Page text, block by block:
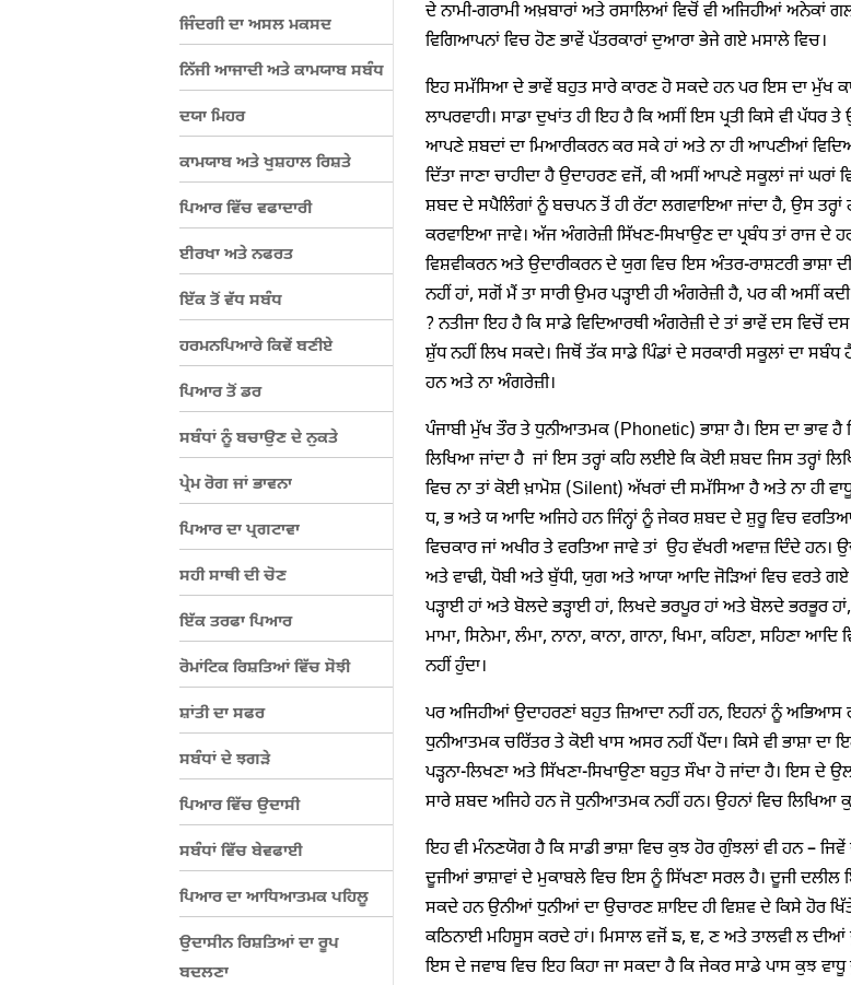
ਦੇ ਨਾਮੀ-ਗਰਾਮੀ ਅਖ਼ਬਾਰਾਂ ਅਤੇ ਰਸਾਲਿਆਂ ਵਿਚੋਂ ਵੀ ਅਜਿਹੀਆਂ ਅਨੇਕਾਂ
ਵਿਗਿਆਪਨਾਂ ਵਿਚ ਹੋਣ ਭਾਵੇਂ ਪੱਤਰਕਾਰਾਂ ਦੁਆਰਾ ਭੇਜੇ ਗਏ ਮਸਾਲੇ ਵਿਚ।
ਇਹ ਸਮੱਸਿਆ ਦੇ ਭਾਵੇਂ ਬਹੁਤ ਸਾਰੇ ਕਾਰਣ ਹੋ ਸਕਦੇ ਹਨ ਪਰ ਇਸ ਦਾ ਮੁੱਖ
ਲਾਪਰਵਾਹੀ। ਸਾਡਾ ਦੁਖਾਂਤ ਹੀ ਇਹ ਹੈ ਕਿ ਅਸੀਂ ਇਸ ਪ੍ਰਤੀ ਕਿਸੇ ਵੀ ਪੱਧਰ
ਆਪਣੇ ਸ਼ਬਦਾਂ ਦਾ ਮਿਆਰੀਕਰਨ ਕਰ ਸਕੇ ਹਾਂ ਅਤੇ ਨਾ ਹੀ ਆਪਣੀਆਂ
ਦਿੱਤਾ ਜਾਣਾ ਚਾਹੀਦਾ ਹੈ ਉਦਾਹਰਣ ਵਜੋਂ, ਕੀ ਅਸੀਂ ਆਪਣੇ ਸਕੂਲਾਂ ਜਾਂ
ਸ਼ਬਦ ਦੇ ਸਪੈਲਿੰਗਾਂ ਨੂੰ ਬਚਪਨ ਤੋਂ ਹੀ ਰੱਟਾ ਲਗਵਾਇਆ ਜਾਂਦਾ ਹੈ, ਉਸ ਤਰ੍ਹਾਂ
ਕਰਵਾਇਆ ਜਾਵੇ। ਅੱਜ ਅੰਗਰੇਜ਼ੀ ਸਿੱਖਣ-ਸਿਖਾਉਣ ਦਾ ਪ੍ਰਬੰਧ ਤਾਂ ਰਾਜ
ਵਿਸ਼ਵੀਕਰਨ ਅਤੇ ਉਦਾਰੀਕਰਨ ਦੇ ਯੁਗ ਵਿਚ ਇਸ ਅੰਤਰ-ਰਾਸ਼ਟਰੀ ਭਾਸ਼ਾ
ਨਹੀਂ ਹਾਂ, ਸਗੋਂ ਮੈਂ ਤਾ ਸਾਰੀ ਉਮਰ ਪੜ੍ਹਾਈ ਹੀ ਅੰਗਰੇਜ਼ੀ ਹੈ, ਪਰ ਕੀ ਅਸੀਂ
? ਨਤੀਜਾ ਇਹ ਹੈ ਕਿ ਸਾਡੇ ਵਿਦਿਆਰਥੀ ਅੰਗਰੇਜ਼ੀ ਦੇ ਤਾਂ ਭਾਵੇਂ ਦਸ ਵਿਚੋਂ
ਸ਼ੁੱਧ ਨਹੀਂ ਲਿਖ ਸਕਦੇ। ਜਿਥੋਂ ਤੱਕ ਸਾਡੇ ਪਿੰਡਾਂ ਦੇ ਸਰਕਾਰੀ ਸਕੂਲਾਂ ਦਾ
ਹਨ ਅਤੇ ਨਾ ਅੰਗਰੇਜ਼ੀ।
ਪੰਜਾਬੀ ਮੁੱਖ ਤੌਰ ਤੇ ਧੁਨੀਆਤਮਕ (Phonetic) ਭਾਸ਼ਾ ਹੈ। ਇਸ ਦਾ ਭਾਵ ਹੈ
ਲਿਖਿਆ ਜਾਂਦਾ ਹੈ ਜਾਂ ਇਸ ਤਰ੍ਹਾਂ ਕਹਿ ਲਈਏ ਕਿ ਕੋਈ ਸ਼ਬਦ ਜਿਸ ਤਰ੍ਹਾਂ
ਵਿਚ ਨਾ ਤਾਂ ਕੋਈ ਖ਼ਾਮੋਸ਼ (Silent) ਅੱਖਰਾਂ ਦੀ ਸਮੱਸਿਆ ਹੈ ਅਤੇ ਨਾ ਹੀ
ਧ, ਭ ਅਤੇ ਯ ਆਦਿ ਅਜਿਹੇ ਹਨ ਜਿੰਨ੍ਹਾਂ ਨੂੰ ਜੇਕਰ ਸ਼ਬਦ ਦੇ ਸ਼ੁਰੂ ਵਿਚ
ਵਿਚਕਾਰ ਜਾਂ ਅਖੀਰ ਤੇ ਵਰਤਿਆ ਜਾਵੇ ਤਾਂ ਉਹ ਵੱਖਰੀ ਅਵਾਜ਼ ਦਿੰਦੇ
ਅਤੇ ਵਾਢੀ, ਧੋਬੀ ਅਤੇ ਬੁੱਧੀ, ਯੁਗ ਅਤੇ ਆਯਾ ਆਦਿ ਜੋੜਿਆਂ ਵਿਚ ਵਰਤੇ ਗਏ
ਪੜ੍ਹਾਈ ਹਾਂ ਅਤੇ ਬੋਲਦੇ ਭੜ੍ਹਾਈ ਹਾਂ, ਲਿਖਦੇ ਭਰਪੂਰ ਹਾਂ ਅਤੇ ਬੋਲਦੇ ਭਰਭੂਰ
ਮਾਮਾ, ਸਿਨੇਮਾ, ਲੰਮਾ, ਨਾਨਾ, ਕਾਨਾ, ਗਾਨਾ, ਖਿਮਾ, ਕਹਿਣਾ, ਸਹਿਣਾ
ਨਹੀਂ ਹੁੰਦਾ।
ਪਰ ਅਜਿਹੀਆਂ ਉਦਾਹਰਣਾਂ ਬਹੁਤ ਜ਼ਿਆਦਾ ਨਹੀਂ ਹਨ, ਇਹਨਾਂ ਨੂੰ ਅਭਿਆਸ
ਧੁਨੀਆਤਮਕ ਚਰਿੱਤਰ ਤੇ ਕੋਈ ਖਾਸ ਅਸਰ ਨਹੀਂ ਪੈਂਦਾ। ਕਿਸੇ ਵੀ ਭਾਸ਼ਾ
ਪੜ੍ਹਨਾ-ਲਿਖਣਾ ਅਤੇ ਸਿੱਖਣਾ-ਸਿਖਾਉਣਾ ਬਹੁਤ ਸੌਖਾ ਹੋ ਜਾਂਦਾ ਹੈ। ਇਸ
ਸਾਰੇ ਸ਼ਬਦ ਅਜਿਹੇ ਹਨ ਜੋ ਧੁਨੀਆਤਮਕ ਨਹੀਂ ਹਨ। ਉਹਨਾਂ ਵਿਚ ਲਿਖਿਆ
ਇਹ ਵੀ ਮੰਨਣਯੋਗ ਹੈ ਕਿ ਸਾਡੀ ਭਾਸ਼ਾ ਵਿਚ ਕੁਝ ਹੋਰ ਗੁੰਝਲਾਂ ਵੀ ਹਨ –
ਦੂਜੀਆਂ ਭਾਸ਼ਾਵਾਂ ਦੇ ਮੁਕਾਬਲੇ ਵਿਚ ਇਸ ਨੂੰ ਸਿੱਖਣਾ ਸਰਲ ਹੈ। ਦੂਜੀ ਦਲੀਲ
ਸਕਦੇ ਹਨ ਉਨੀਆਂ ਧੁਨੀਆਂ ਦਾ ਉਚਾਰਣ ਸ਼ਾਇਦ ਹੀ ਵਿਸ਼ਵ ਦੇ ਕਿਸੇ ਹੋਰ
ਕਠਿਨਾਈ ਮਹਿਸੂਸ ਕਰਦੇ ਹਾਂ। ਮਿਸਾਲ ਵਜੋਂ ਙ, ਞ, ਣ ਅਤੇ ਤਾਲਵੀ ਲ
ਇਸ ਦੇ ਜਵਾਬ ਵਿਚ ਇਹ ਕਿਹਾ ਜਾ ਸਕਦਾ ਹੈ ਕਿ ਜੇਕਰ ਸਾਡੇ ਪਾਸ ਕੁਝ
ਜਿੰਦਗੀ ਦਾ ਅਸਲ ਮਕਸਦ
ਨਿੱਜੀ ਆਜਾਦੀ ਅਤੇ ਕਾਮਯਾਬ ਸਬੰਧ
ਦਯਾ ਮਿਹਰ
ਕਾਮਯਾਬ ਅਤੇ ਖੁਸ਼ਹਾਲ ਰਿਸ਼ਤੇ
ਪਿਆਰ ਵਿੱਚ ਵਫਾਦਾਰੀ
ਈਰਖਾ ਅਤੇ ਨਫਰਤ
ਇੱਕ ਤੋਂ ਵੱਧ ਸਬੰਧ
ਹਰਮਨਪਿਆਰੇ ਕਿਵੇਂ ਬਣੀਏ
ਪਿਆਰ ਤੋਂ ਡਰ
ਸਬੰਧਾਂ ਨੂੰ ਬਚਾਉਣ ਦੇ ਨੁਕਤੇ
ਪ੍ਰੇਮ ਰੋਗ ਜਾਂ ਭਾਵਨਾ
ਪਿਆਰ ਦਾ ਪ੍ਰਗਟਾਵਾ
ਸਹੀ ਸਾਥੀ ਦੀ ਚੋਣ
ਇੱਕ ਤਰਫਾ ਪਿਆਰ
ਰੋਮਾਂਟਿਕ ਰਿਸ਼ਤਿਆਂ ਵਿੱਚ ਸੋਝੀ
ਸ਼ਾਂਤੀ ਦਾ ਸਫਰ
ਸਬੰਧਾਂ ਦੇ ਝਗੜੇ
ਪਿਆਰ ਵਿੱਚ ਉਦਾਸੀ
ਸਬੰਧਾਂ ਵਿੱਚ ਬੇਵਫਾਈ
ਪਿਆਰ ਦਾ ਆਧਿਆਤਮਕ ਪਹਿਲੂ
ਉਦਾਸੀਨ ਰਿਸ਼ਤਿਆਂ ਦਾ ਰੂਪ
ਬਦਲਣਾ